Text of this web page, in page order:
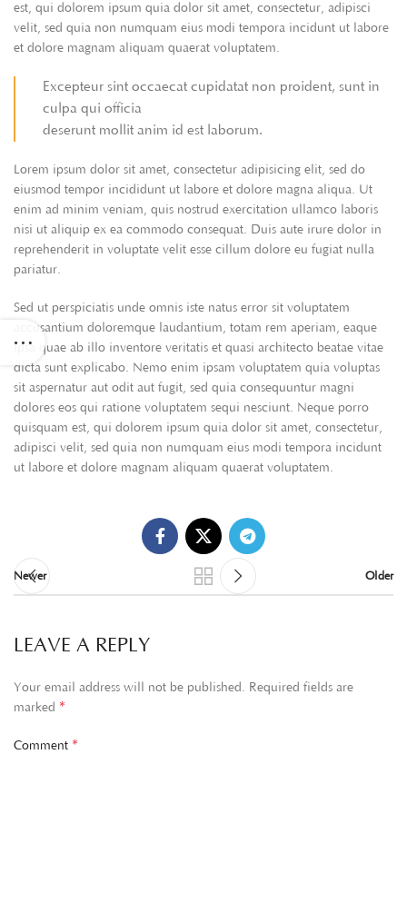
est, qui dolorem ipsum quia dolor sit amet, consectetur, adipisci
velit, sed quia non numquam eius modi tempora incidunt ut labore
et dolore magnam aliquam quaerat voluptatem.
Excepteur sint occaecat cupidatat non proident, sunt in
culpa qui officia
deserunt mollit anim id est laborum.
Lorem ipsum dolor sit amet, consectetur adipisicing elit, sed do
eiusmod tempor incididunt ut labore et dolore magna aliqua. Ut
enim ad minim veniam, quis nostrud exercitation ullamco laboris
nisi ut aliquip ex ea commodo consequat. Duis aute irure dolor in
reprehenderit in voluptate velit esse cillum dolore eu fugiat nulla
pariatur.
Sed ut perspiciatis unde omnis iste natus error sit voluptatem
accusantium doloremque laudantium, totam rem aperiam, eaque
ipsa quae ab illo inventore veritatis et quasi architecto beatae vitae
dicta sunt explicabo. Nemo enim ipsam voluptatem quia voluptas
sit aspernatur aut odit aut fugit, sed quia consequuntur magni
dolores eos qui ratione voluptatem sequi nesciunt. Neque porro
quisquam est, qui dolorem ipsum quia dolor sit amet, consectetur,
adipisci velit, sed quia non numquam eius modi tempora incidunt
ut labore et dolore magnam aliquam quaerat voluptatem.
Newer Older
LEAVE A REPLY
Your email address will not be published. Required fields are
marked *
Comment *